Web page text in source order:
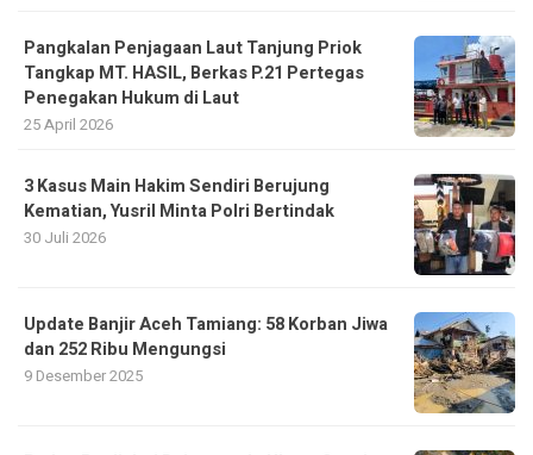
Pangkalan Penjagaan Laut Tanjung Priok
Tangkap MT. HASIL, Berkas P.21 Pertegas
Penegakan Hukum di Laut
25 April 2026
3 Kasus Main Hakim Sendiri Berujung
Kematian, Yusril Minta Polri Bertindak
30 Juli 2026
Update Banjir Aceh Tamiang: 58 Korban Jiwa
dan 252 Ribu Mengungsi
9 Desember 2025